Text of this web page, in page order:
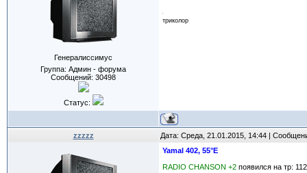
Генералиссимус
Группа: Админ - форума
Сообщений: 30498
Статус:
триколор
zzzzz Дата: Среда, 21.01.2015, 14:44 |
Yamal 402, 55°E
RADIO CHANSON +2 появился на тр: